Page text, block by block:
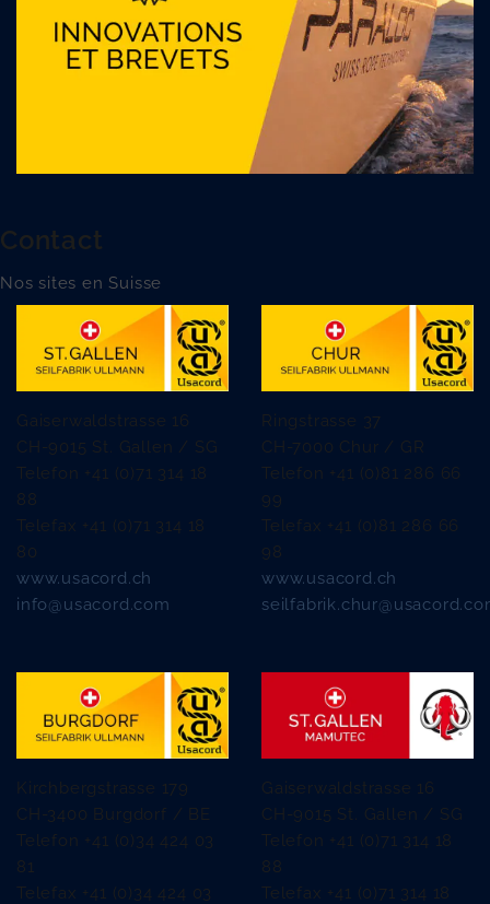
Contact
Nos sites en Suisse
Gaiserwaldstrasse 16
CH-9015 St. Gallen / SG
Telefon +41 (0)71 314 18
88
Telefax +41 (0)71 314 18
80
www.usacord.ch
info@usacord.com
Ringstrasse 37
CH-7000 Chur / GR
Telefon +41 (0)81 286 66
99
Telefax +41 (0)81 286 66
98
www.usacord.ch
Kirchbergstrasse 179
CH-3400 Burgdorf / BE
Telefon +41 (0)34 424 03
81
Telefax +41 (0)34 424 03
Gaiserwaldstrasse 16
CH-9015 St. Gallen / SG
Telefon +41 (0)71 314 18
88
Telefax +41 (0)71 314 18